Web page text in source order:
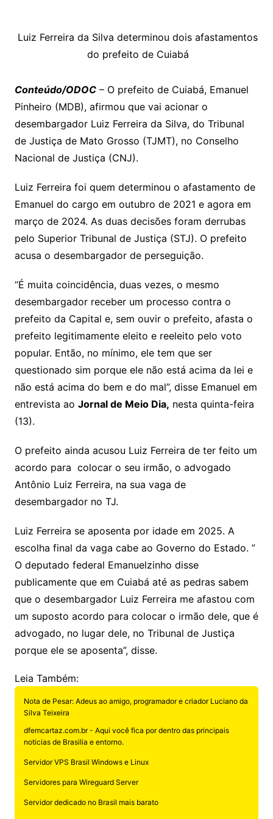
Li A
p
a
m
dI
n
e
s
sr
o
e
s
g
e
o
c
o
m
p
e
o
o
M
ai
l
a
d
s
l
e
Luiz Ferreira da Silva determinou dois afastamentos
do prefeito de Cuiabá
Conteúdo/ODOC – O prefeito de Cuiabá, Emanuel
Pinheiro (MDB), afirmou que vai acionar o
desembargador Luiz Ferreira da Silva, do Tribunal
de Justiça de Mato Grosso (TJMT), no Conselho
Nacional de Justiça (CNJ).
Luiz Ferreira foi quem determinou o afastamento de
Emanuel do cargo em outubro de 2021 e agora em
março de 2024. As duas decisões foram derrubas
pelo Superior Tribunal de Justiça (STJ). O prefeito
acusa o desembargador de perseguição.
“É muita coincidência, duas vezes, o mesmo
desembargador receber um processo contra o
prefeito da Capital e, sem ouvir o prefeito, afasta o
prefeito legitimamente eleito e reeleito pelo voto
popular. Então, no mínimo, ele tem que ser
questionado sim porque ele não está acima da lei e
não está acima do bem e do mal”, disse Emanuel em
entrevista ao Jornal de Meio Dia, nesta quinta-feira
(13).
O prefeito ainda acusou Luiz Ferreira de ter feito um
acordo para colocar o seu irmão, o advogado
Antônio Luiz Ferreira, na sua vaga de
desembargador no TJ.
Luiz Ferreira se aposenta por idade em 2025. A
escolha final da vaga cabe ao Governo do Estado. ”
O deputado federal Emanuelzinho disse
publicamente que em Cuiabá até as pedras sabem
que o desembargador Luiz Ferreira me afastou com
um suposto acordo para colocar o irmão dele, que é
advogado, no lugar dele, no Tribunal de Justiça
porque ele se aposenta”, disse.
Leia Também:
Nota de Pesar: Adeus ao amigo, programador e criador Luciano da
Silva Teixeira
dfemcartaz.com.br - Aqui você fica por dentro das principais
noticias de Brasilia e entorno.
Servidor VPS Brasil Windows e Linux
Servidores para Wireguard Server
Servidor dedicado no Brasil mais barato